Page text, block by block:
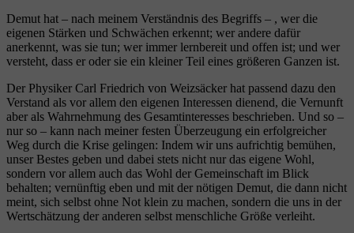
Demut hat – nach meinem Verständnis des Begriffs – , wer die
eigenen Stärken und Schwächen erkennt; wer andere dafür
anerkennt, was sie tun; wer immer lernbereit und offen ist; und wer
versteht, dass er oder sie ein kleiner Teil eines größeren Ganzen ist.
Der Physiker Carl Friedrich von Weizsäcker hat passend dazu den
Verstand als vor allem den eigenen Interessen dienend, die Vernunft
aber als Wahrnehmung des Gesamtinteresses beschrieben. Und so –
nur so – kann nach meiner festen Überzeugung ein erfolgreicher
Weg durch die Krise gelingen: Indem wir uns aufrichtig bemühen,
unser Bestes geben und dabei stets nicht nur das eigene Wohl,
sondern vor allem auch das Wohl der Gemeinschaft im Blick
behalten; vernünftig eben und mit der nötigen Demut, die dann nicht
meint, sich selbst ohne Not klein zu machen, sondern die uns in der
Wertschätzung der anderen selbst menschliche Größe verleiht.